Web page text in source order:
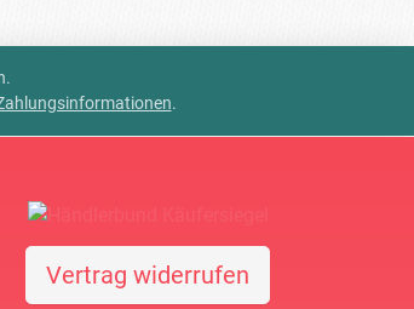
.
Vertrag widerrufen